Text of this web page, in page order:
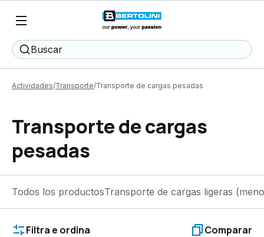
Buscar
Actividades Transporte Transporte de cargas pesadas
Transporte de cargas
pesadas
Todos los productosTransporte de cargas ligeras
Filtra e ordina Comparar